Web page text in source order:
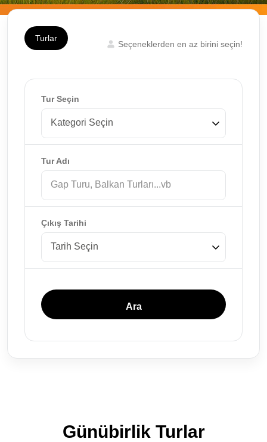
Turlar
Seçeneklerden en az birini seçin!
Tur Seçin
Tur Adı
Çıkış Tarihi
Günübirlik Turlar